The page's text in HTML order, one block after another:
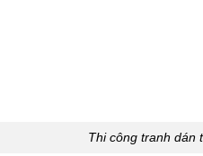
Thi công tranh dán